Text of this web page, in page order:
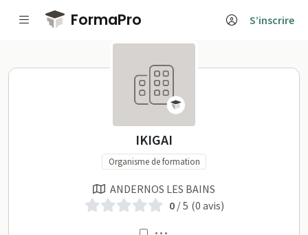
Passer au contenu principal
FormaPro S’inscrire
IKIGAI sur FormaPro
IKIGAI
Organisme de formation
ANDERNOS LES BAINS
0/ 5 (0 avis)